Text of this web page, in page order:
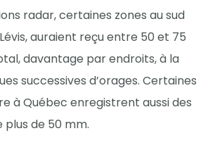
radar, certaines zones au sud
auraient reçu entre 50 et 75
davantage par endroits, à la
successives d’orages. Certaines
à Québec enregistrent aussi des
de 50 mm.